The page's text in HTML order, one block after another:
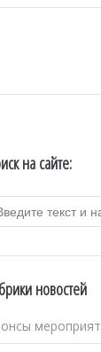
на сайте:
новостей